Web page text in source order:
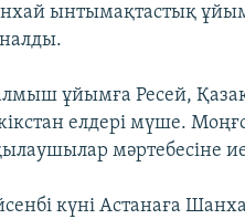
ынтымақтастық
ұйымға Ресей,
елдері мүше.
мәртебесіне
күні Астанаға